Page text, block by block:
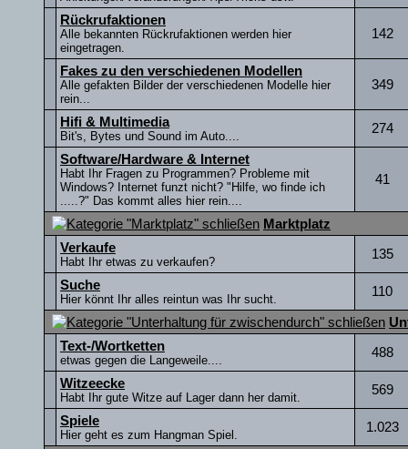
Rückrufaktionen
Alle bekannten Rückrufaktionen werden hier
eingetragen.
142
Fakes zu den verschiedenen Modellen
Alle gefakten Bilder der verschiedenen Modelle hier
rein...
349
Hifi & Multimedia
Bit's, Bytes und Sound im Auto....
274
Software/Hardware & Internet
Habt Ihr Fragen zu Programmen? Probleme mit
Windows? Internet funzt nicht? "Hilfe, wo finde ich
.....?" Das kommt alles hier rein....
41
Marktplatz
Verkaufe
Habt Ihr etwas zu verkaufen?
135
Suche
Hier könnt Ihr alles reintun was Ihr sucht.
110
Text-/Wortketten
etwas gegen die Langeweile....
488
Witzeecke
Habt Ihr gute Witze auf Lager dann her damit.
569
Spiele
Hier geht es zum Hangman Spiel.
1.023